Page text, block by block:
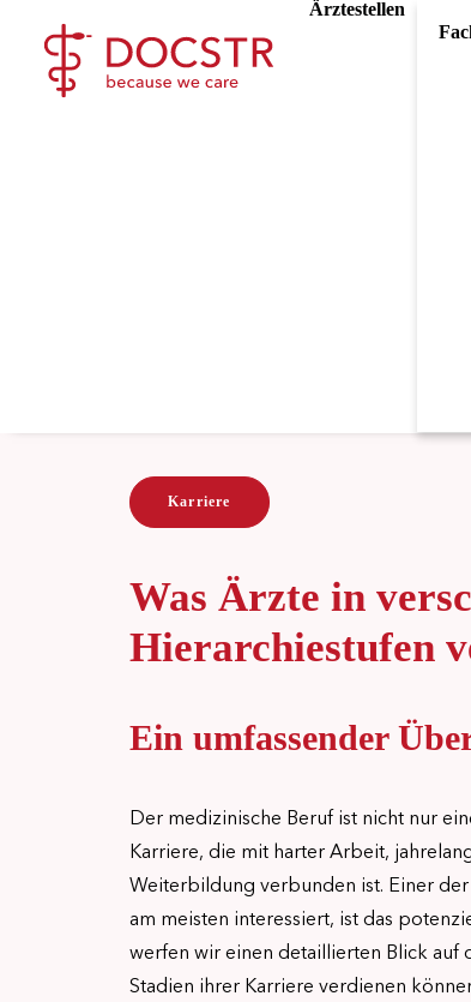
Ärztestellen
Karriere
Was Ärzte in
Hierarchiestufen
Ein umfassender
Der medizinische Beruf ist nicht nur
Karriere, die mit harter Arbeit,
Weiterbildung verbunden ist. Einer
am meisten interessiert, ist das
werfen wir einen detaillierten Blick auf
Stadien ihrer Karriere verdienen